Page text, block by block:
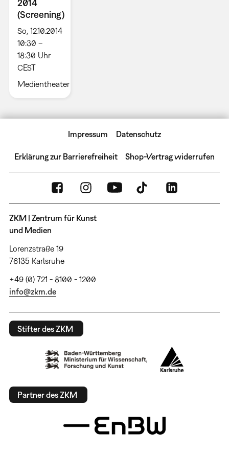
2014
(Screening)
So, 12.10.2014
10:30 –
18:30 Uhr
CEST
Medientheater
Impressum Datenschutz
Erklärung zur Barrierefreiheit Shop-Vertrag widerrufen
ZKM | Zentrum für Kunst
und Medien
Lorenzstraße 19
76135 Karlsruhe
+49 (0) 721 - 8100 - 1200
info@zkm.de
Stifter des ZKM
Partner des ZKM